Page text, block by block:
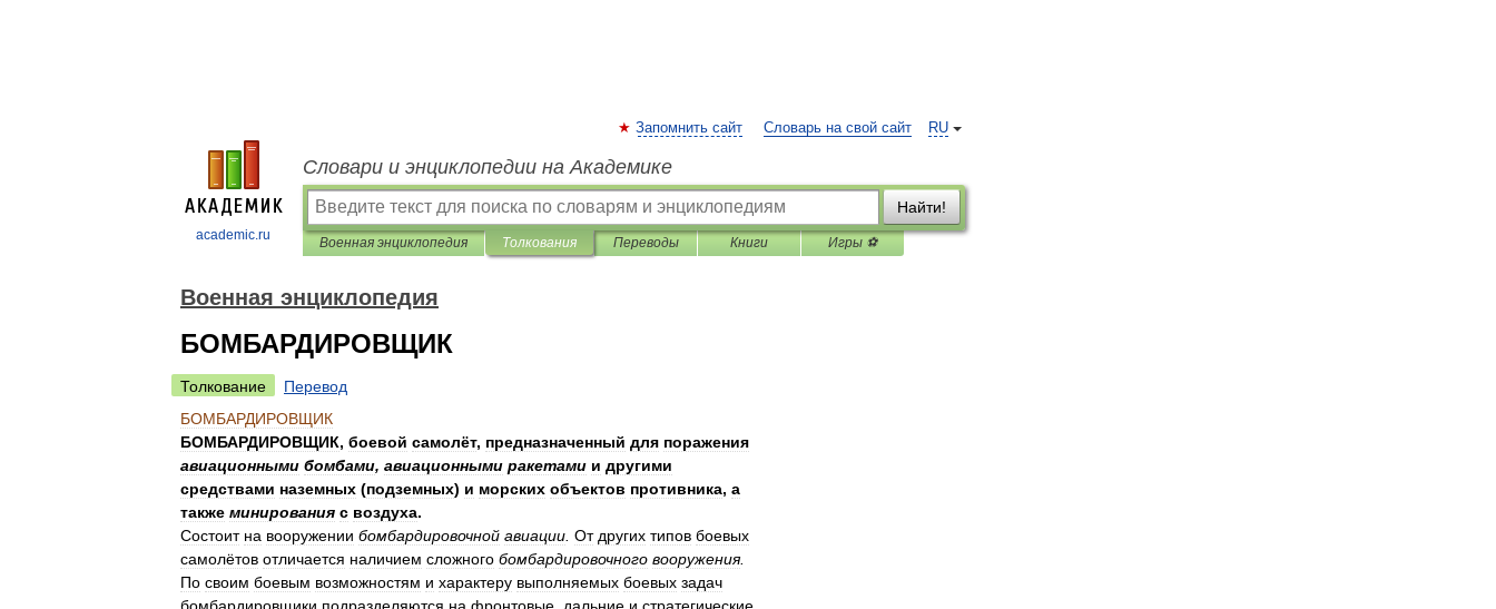
academic.ru
RU
Запомнить сайт Словарь на свой сайт
Словари и энциклопедии на Академике
Найти!
Военная энциклопедия Толкования Переводы Книги Игры ⚽
Военная энциклопедия
БОМБАРДИРОВЩИК
Толкование
Перевод
БОМБАРДИРОВЩИК
БОМБАРДИРОВЩИК, боевой самолёт, предназначенный для поражения
авиационными бомбами, авиационными ракетами и другими
средствами наземных (подземных) и морских объектов противника, а
также минирования с воздуха.
Состоит на вооружении бомбардировочной авиации От других типов боевых
самолётов отличается наличием сложного бомбардировочного вооружения.
По своим боевым возможностям и характеру выполняемых боевых задач